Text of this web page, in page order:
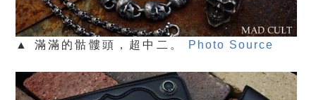
▲ 滿滿的骷髏頭，超中二。 Photo Source